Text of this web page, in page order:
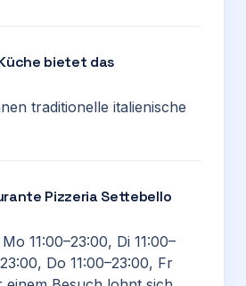
bietet das
traditionelle italienische
Pizzeria Settebello
11:00–23:00, Di 11:00–
Do 11:00–23:00, Fr